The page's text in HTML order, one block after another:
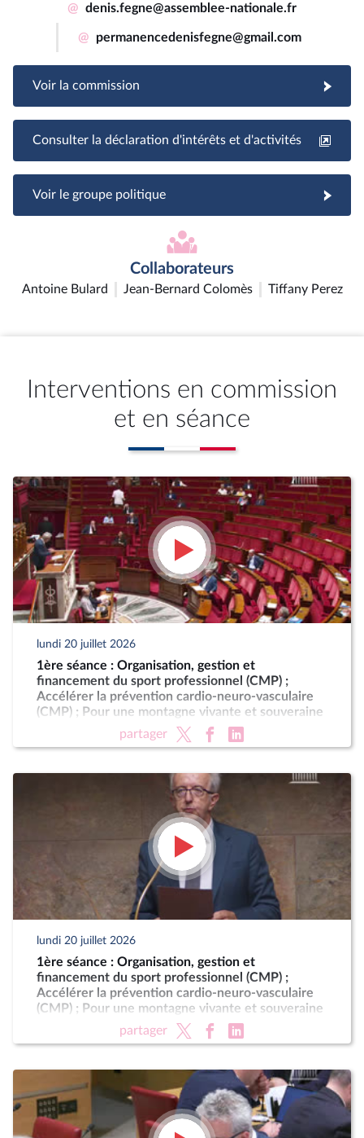
@ denis.fegne@assemblee-nationale.fr
@ permanencedenisfegne@gmail.com
Voir la commission
Consulter la déclaration d'intérêts et d'activités
Voir le groupe politique
Collaborateurs
Antoine Bulard Jean-Bernard Colomès Tiffany Perez
Interventions en commission
et en séance
lundi 20 juillet 2026
1ère séance : Organisation, gestion et
financement du sport professionnel (CMP) ;
Accélérer la prévention cardio-neuro-vasculaire
(CMP) ; Pour une montagne vivante et souveraine
partager
lundi 20 juillet 2026
1ère séance : Organisation, gestion et
financement du sport professionnel (CMP) ;
Accélérer la prévention cardio-neuro-vasculaire
(CMP) ; Pour une montagne vivante et souveraine
partager